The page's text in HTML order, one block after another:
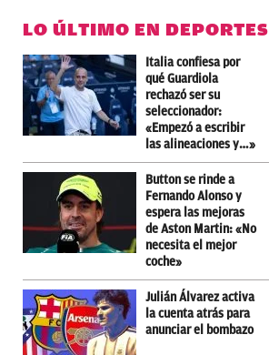
LO ÚLTIMO EN DEPORTES
Italia confiesa por
qué Guardiola
rechazó ser su
seleccionador:
«Empezó a escribir
las alineaciones y…»
Button se rinde a
Fernando Alonso y
espera las mejoras
de Aston Martin: «No
necesita el mejor
coche»
Julián Álvarez activa
la cuenta atrás para
anunciar el bombazo